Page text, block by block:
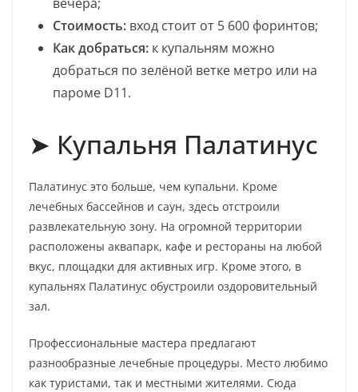
Стоимость: вход стоит от 5 600 форинтов;
Как добраться: к купальням можно
добраться по зелёной ветке метро или на
пароме D11.
➤ Купальня Палатинус
Палатинус это больше, чем купальни. Кроме
лечебных бассейнов и саун, здесь отстроили
развлекательную зону. На огромной территории
расположены аквапарк, кафе и рестораны на любой
вкус, площадки для активных игр. Кроме этого, в
купальнях Палатинус обустроили оздоровительный
зал.
Профессиональные мастера предлагают
разнообразные лечебные процедуры. Место любимо
как туристами, так и местными жителями. Сюда